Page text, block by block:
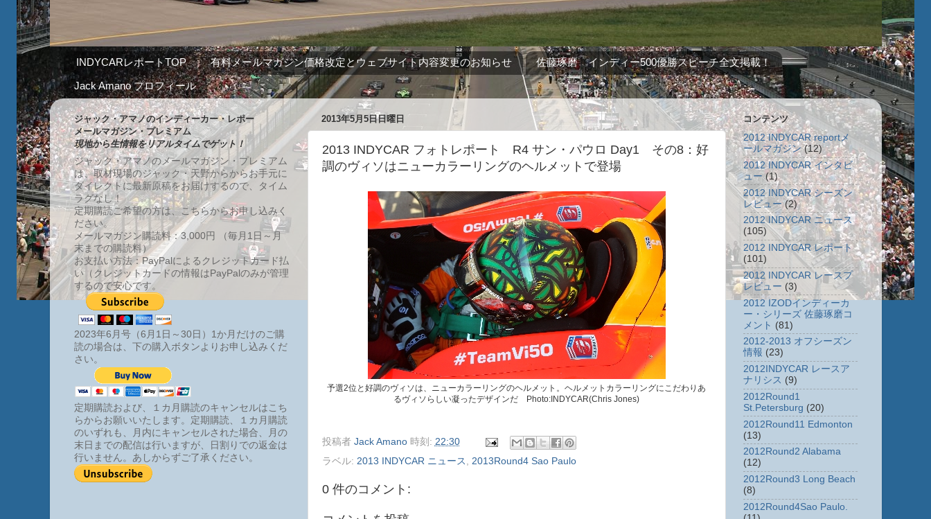
INDYCARレポートTOP 有料メールマガジン価格改定とウェブサイト内容変更のお知らせ
佐藤琢磨 インディー500優勝スピーチ全文掲載！
Jack Amano プロフィール
2013年5月5日日曜日
2013 INDYCAR フォトレポート R4 サン・パウロ Day1 その8：好
調のヴィソはニューカラーリングのヘルメットで登場
予選2位と好調のヴィソは、ニューカラーリングのヘルメット。ヘルメットカラーリングにこだわりあ
るヴィソらしい凝ったデザインだ Photo:INDYCAR(Chris Jones)
投稿者 Jack Amano 時刻: 22:30
ラベル: 2013 INDYCAR ニュース 2013Round4 Sao Paulo
0 件のコメント:
ジャック・アマノのインディーカー・レポー
メールマガジン・プレミアム
現地から生情報をリアルタイムでゲット！
ジャック・アマノのメールマガジン・プレミアム
は、取材現場のジャック・天野からからお手元に
ダイレクトに最新原稿をお届けするので、タイム
ラグなし！
定期購読ご希望の方は、こちらからお申し込みく
ださい。
メールマガジン購読料：3,000円 （毎月1日～月
末までの購読料）
お支払い方法：PayPalによるクレジットカード払
い（クレジットカードの情報はPayPalのみが管理
するので安心です。
2023年6月号（6月1日～30日）1か月だけのご購
読の場合は、下の購入ボタンよりお申し込みくだ
さい。
定期購読および、１カ月購読のキャンセルはこち
らからお願いいたします。定期購読、１カ月購読
のいずれも、月内にキャンセルされた場合、月の
末日までの配信は行いますが、日割りでの返金は
行いません。あしからずご了承ください。
コンテンツ
2012 INDYCAR reportメ
ールマガジン (12)
2012 INDYCAR インタビ
ュー (1)
2012 INDYCAR シーズン
レビュー (2)
2012 INDYCAR ニュース
(105)
2012 INDYCAR レポート
(101)
2012 INDYCAR レースプ
レビュー (3)
2012 IZODインディーカ
ー・シリーズ 佐藤琢磨コ
メント (81)
2012-2013 オフシーズン
情報 (23)
2012INDYCAR レースア
ナリシス (9)
2012Round1
St.Petersburg (20)
2012Round11 Edmonton
(13)
2012Round2 Alabama
(12)
2012Round3 Long Beach
(8)
2012Round4Sao Paulo.